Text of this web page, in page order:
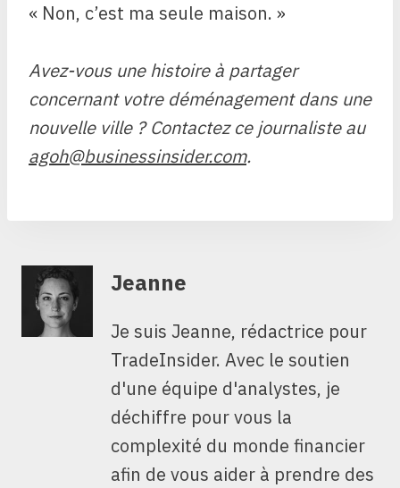
« Non, c’est ma seule maison. »
Avez-vous une histoire à partager
concernant votre déménagement dans une
nouvelle ville ? Contactez ce journaliste au
agoh@businessinsider.com.
Jeanne
Je suis Jeanne, rédactrice pour
TradeInsider. Avec le soutien
d'une équipe d'analystes, je
déchiffre pour vous la
complexité du monde financier
afin de vous aider à prendre des